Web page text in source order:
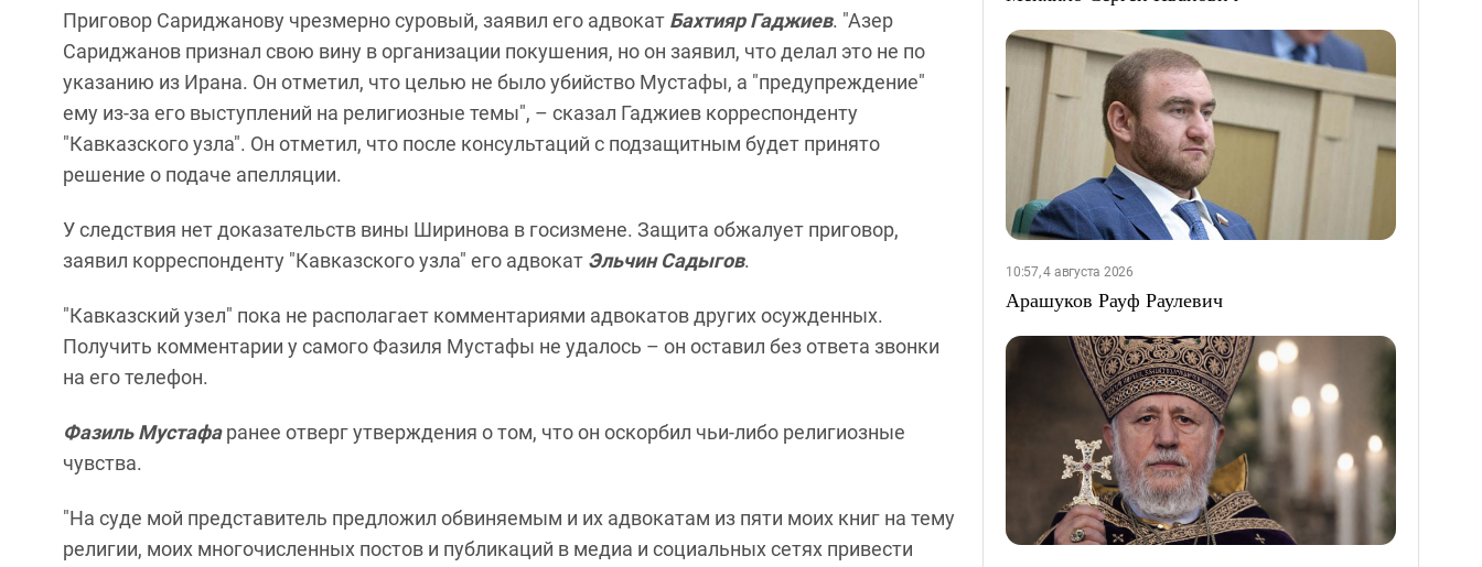
Приговор Сариджанову чрезмерно суровый, заявил его адвокат Бахтияр Гаджиев. "Азер
Сариджанов признал свою вину в организации покушения, но он заявил, что делал это не по
указанию из Ирана. Он отметил, что целью не было убийство Мустафы, а "предупреждение"
ему из-за его выступлений на религиозные темы", – сказал Гаджиев корреспонденту
"Кавказского узла". Он отметил, что после консультаций с подзащитным будет принято
решение о подаче апелляции.
У следствия нет доказательств вины Ширинова в госизмене. Защита обжалует приговор,
заявил корреспонденту "Кавказского узла" его адвокат Эльчин Садыгов.
"Кавказский узел" пока не располагает комментариями адвокатов других осужденных.
Получить комментарии у самого Фазиля Мустафы не удалось – он оставил без ответа звонки
на его телефон.
Фазиль Мустафаранее отверг утверждения о том, что он оскорбил чьи-либо религиозные
чувства.
"На суде мой представитель предложил обвиняемым и их адвокатам из пяти моих книг на тему
религии, моих многочисленных постов и публикаций в медиа и социальных сетях привести
10:57, 4 августа 2026
Арашуков Рауф Раулевич